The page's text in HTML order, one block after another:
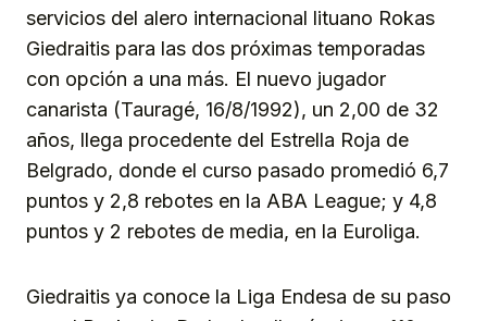
servicios del alero internacional lituano Rokas
Giedraitis para las dos próximas temporadas
con opción a una más. El nuevo jugador
canarista (Tauragé, 16/8/1992), un 2,00 de 32
años, llega procedente del Estrella Roja de
Belgrado, donde el curso pasado promedió 6,7
puntos y 2,8 rebotes en la ABA League; y 4,8
puntos y 2 rebotes de media, en la Euroliga.
Giedraitis ya conoce la Liga Endesa de su paso